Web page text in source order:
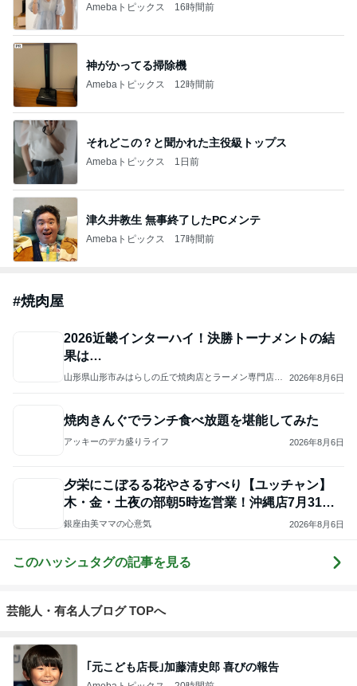
Amebaトピックス 16時間前
神がかってる掃除機
Amebaトピックス 12時間前
それどこの？と聞かれた主役級トップス
Amebaトピックス 1日前
津久井教生 無事終了したPCメンテ
Amebaトピックス 17時間前
#焼肉屋
2026近畿インターハイ！決勝トーナメントの結
果は…
山形県山形市みはらしの丘で焼肉店とラーメン専門店の2
2026年8月6日
焼肉きんぐでランチ食べ放題を堪能してみた
アッキーのデカ盛りライフ 2026年8月6日
夕栄にこぼるる花やさるすべり【ユッチャン】
木・金・土夜の部朝5時迄営業！沖縄店7月31日O
PEN
銀座由美ママの心意気 2026年8月6日
このハッシュタグの記事を見る
芸能人・有名人ブログ TOPへ
｢元こども店長｣加藤清史郎 喜びの報告